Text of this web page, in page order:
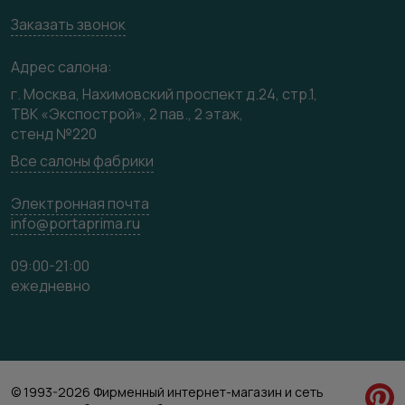
Медиацентр
Видео
Карта сайта
Заказать звонок
Адрес салона:
г. Москва, Нахимовский проспект д.24, стр.1,
ТВК «Экспострой», 2 пав., 2 этаж,
стенд №220
Все салоны фабрики
Электронная почта
info@portaprima.ru
09:00-21:00
ежедневно
© 1993-2026 Фирменный интернет-магазин и сеть